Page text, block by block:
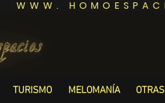
WWW.
TURISMO MELOMANÍA